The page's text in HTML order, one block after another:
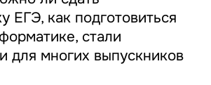
ЕГЭ, как подготовиться
стали
для многих выпускников